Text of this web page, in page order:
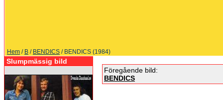
Hem / B / BENDICS / BENDICS (1984)
Slumpmässig bild
Föregående bild:
BENDICS